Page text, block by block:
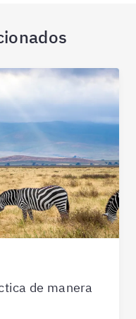
de manera